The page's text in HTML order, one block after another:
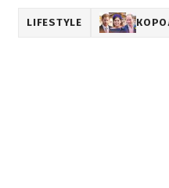
LIFESTYLE